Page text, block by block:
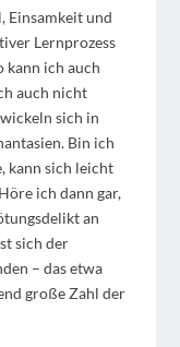
Einsamkeit und
Lernprozess
kann ich auch
auch nicht
sich in
Bin ich
kann sich leicht
ich dann gar,
an
sich der
– das etwa
große Zahl der